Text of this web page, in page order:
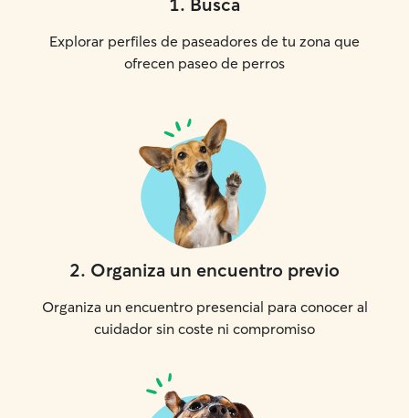
Explorar perfiles de paseadores de tu zona que
ofrecen paseo de perros
2. Organiza un encuentro previo
Organiza un encuentro presencial para conocer al
cuidador sin coste ni compromiso